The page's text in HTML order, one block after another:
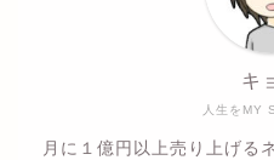
人生をMY
キ
月に１億円以上売り上げる